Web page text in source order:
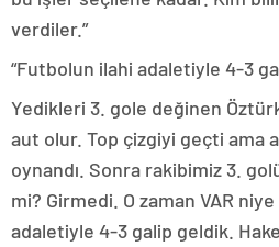
verdiler.”
“Futbolun ilahi adaletiyle 4-3
Yedikleri 3. gole değinen
aut olur. Top çizgiyi geçti ama
oynandı. Sonra rakibimiz 3.
mi? Girmedi. O zaman VAR
adaletiyle 4-3 galip geldik.